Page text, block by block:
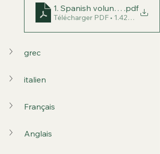
1. Spanish volunTECH
.pdf
Télécharger PDF • 1.42MB
grec
italien
Français
Anglais